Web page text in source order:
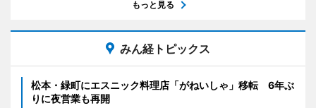
もっと見る
みん経トピックス
松本・緑町にエスニック料理店「がねいしゃ」移転 6年ぶ
りに夜営業も再開